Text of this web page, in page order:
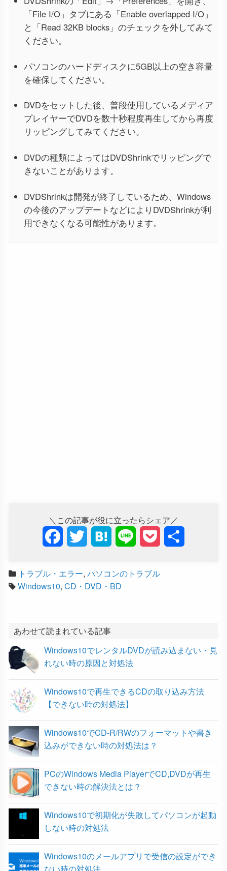
「File I/O」タブにある「Enable overlapped I/O」
と「Read 32KB blocks」のチェックを外してみて
ください。
パソコンのハードディスクに5GB以上の空き容量
を確保してください。
DVDをセットした後、普段使用しているメディア
プレイヤーでDVDを数十秒程度再生してから再度
リッピングしてみてください。
DVDの種類によってはDVDShrinkでリッピングで
きないことがあります。
DVDShrinkは開発が終了しているため、Windows
の今後のアップデートなどによりDVDShrinkが利
用できなくなる可能性があります。
＼この記事が役に立ったらシェア／
c
o
k
i
e
r
t
n
トラブル・エラー, パソコンのトラブル
Windows10, CD・DVD・BD
あわせて読まれている記事
Windows10でレンタルDVDが読み込まない・見
れない時の原因と対処法
Windows10で再生できるCDの取り込み方法
【できない時の対処法】
Windows10でCD-R/RWのフォーマットや書き
込みができない時の対処法は？
PCのWindows Media PlayerでCD,DVDが再生
できない時の解決法とは？
Windows10で初期化が失敗してパソコンが起動
しない時の対処法
Windows10のメールアプリで受信の設定ができ